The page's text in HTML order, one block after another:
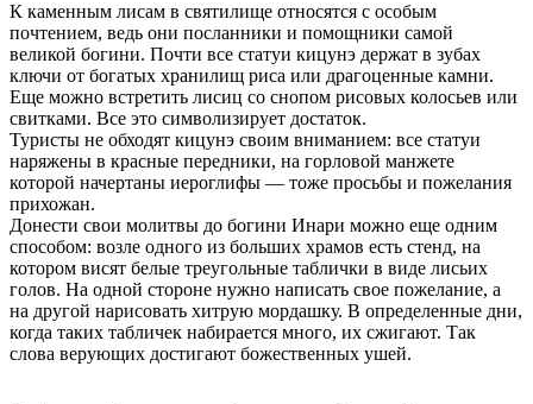
К каменным лисам в святилище относятся с особым
почтением, ведь они посланники и помощники самой
великой богини. Почти все статуи кицунэ держат в зубах
ключи от богатых хранилищ риса или драгоценные камни.
Еще можно встретить лисиц со снопом рисовых колосьев или
свитками. Все это символизирует достаток.
Туристы не обходят кицунэ своим вниманием: все статуи
наряжены в красные передники, на горловой манжете
которой начертаны иероглифы — тоже просьбы и пожелания
прихожан.
Донести свои молитвы до богини Инари можно еще одним
способом: возле одного из больших храмов есть стенд, на
котором висят белые треугольные таблички в виде лисьих
голов. На одной стороне нужно написать свое пожелание, а
на другой нарисовать хитрую мордашку. В определенные дни,
когда таких табличек набирается много, их сжигают. Так
слова верующих достигают божественных ушей.